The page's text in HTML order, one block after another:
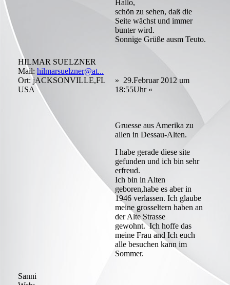
Hallo,
schön zu sehen, daß die
Seite wächst und immer
bunter wird.
Sonnige Grüße ausm Teuto.
HILMAR SUELZNER
Mail: hilmarsuelzner@at...
Ort: jACKSONVILLE,FL
USA
» 29.Februar 2012 um
18:55Uhr «
Gruesse aus Amerika zu
allen in Dessau-Alten.
I habe gerade diese site
gefunden und ich bin sehr
erfreud.
Ich bin in Alten
geboren,habe es aber in
1946 verlassen. Ich glaube
meine grosseltern haben an
der Alte Strasse
gewohnt. Ich hoffe das
meine Frau and Ich euch
alle besuchen kann im
Sommer.
Sanni